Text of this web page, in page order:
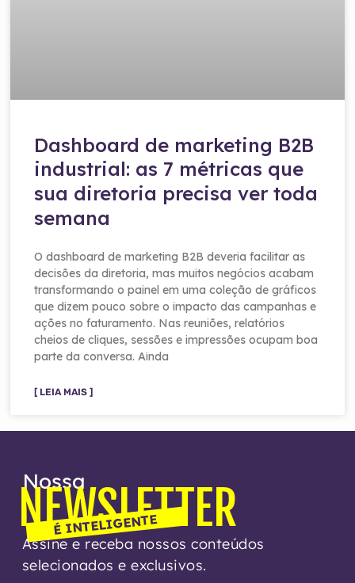
Dashboard de marketing B2B
industrial: as 7 métricas que
sua diretoria precisa ver toda
semana
O dashboard de marketing B2B deveria facilitar as
decisões da diretoria, mas muitos negócios acabam
transformando o painel em uma coleção de gráficos
que dizem pouco sobre o impacto das campanhas e
ações no faturamento. Nas reuniões, relatórios
cheios de cliques, sessões e impressões ocupam boa
parte da conversa. Ainda
[ LEIA MAIS ]
Nossa
NEWSLETTER
É INTELIGENTE
Assine e receba nossos conteúdos
selecionados e exclusivos.